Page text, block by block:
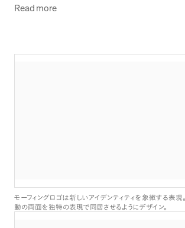
Read more
モーフィングロゴは新しいアイデンティティを象徴する表現。
動の両面を独特の表現で同居させるようにデザイン。